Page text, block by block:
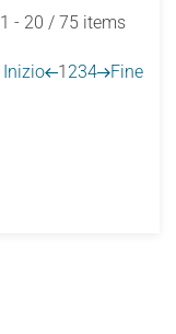
1 - 20 / 75 items
Inizio
1234 Fine